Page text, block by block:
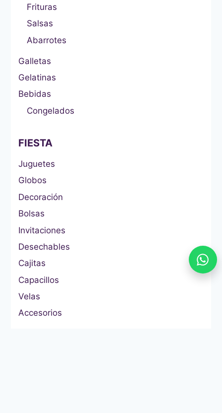
Frituras
Salsas
Abarrotes
Galletas
Gelatinas
Bebidas
Congelados
FIESTA
Juguetes
Globos
Decoración
Bolsas
Invitaciones
Desechables
Cajitas
Capacillos
Velas
Accesorios